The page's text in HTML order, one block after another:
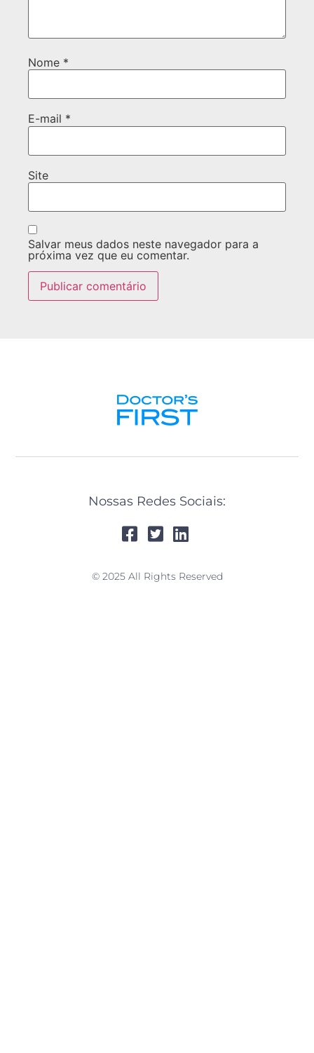
Nome *
E-mail *
Site
Salvar meus dados neste navegador para a
próxima vez que eu comentar.
Nossas Redes Sociais:
© 2025 All Rights Reserved